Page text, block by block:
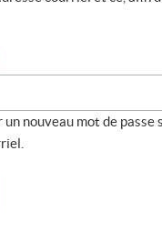
nouveau mot de passe